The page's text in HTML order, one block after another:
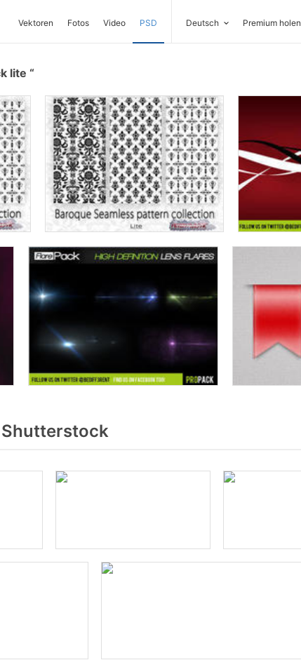
Vektoren Fotos Video PSD Deutsch Premium holen
lite
Shutterstock